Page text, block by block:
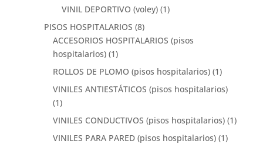
VINIL DEPORTIVO (voley) (1)
PISOS HOSPITALARIOS (8)
ACCESORIOS HOSPITALARIOS (pisos
hospitalarios) (1)
ROLLOS DE PLOMO (pisos hospitalarios) (1)
VINILES ANTIESTÁTICOS (pisos hospitalarios)
(1)
VINILES CONDUCTIVOS (pisos hospitalarios) (1)
VINILES PARA PARED (pisos hospitalarios) (1)